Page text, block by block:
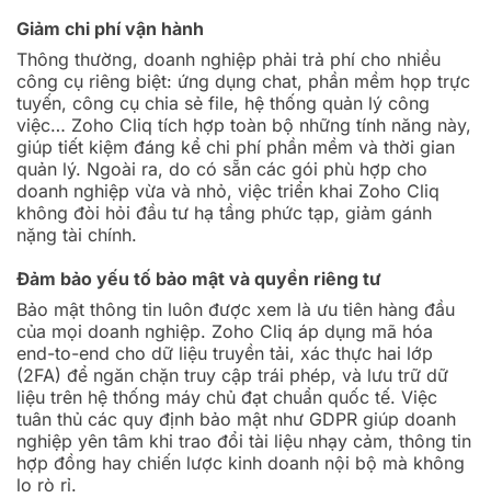
Giảm chi phí vận hành
Thông thường, doanh nghiệp phải trả phí cho nhiều
công cụ riêng biệt: ứng dụng chat, phần mềm họp trực
tuyến, công cụ chia sẻ file, hệ thống quản lý công
việc… Zoho Cliq tích hợp toàn bộ những tính năng này,
giúp tiết kiệm đáng kể chi phí phần mềm và thời gian
quản lý. Ngoài ra, do có sẵn các gói phù hợp cho
doanh nghiệp vừa và nhỏ, việc triển khai Zoho Cliq
không đòi hỏi đầu tư hạ tầng phức tạp, giảm gánh
nặng tài chính.
Đảm bảo yếu tố bảo mật và quyền riêng tư
Bảo mật thông tin luôn được xem là ưu tiên hàng đầu
của mọi doanh nghiệp. Zoho Cliq áp dụng mã hóa
end-to-end cho dữ liệu truyền tải, xác thực hai lớp
(2FA) để ngăn chặn truy cập trái phép, và lưu trữ dữ
liệu trên hệ thống máy chủ đạt chuẩn quốc tế. Việc
tuân thủ các quy định bảo mật như GDPR giúp doanh
nghiệp yên tâm khi trao đổi tài liệu nhạy cảm, thông tin
hợp đồng hay chiến lược kinh doanh nội bộ mà không
lo rò rỉ.